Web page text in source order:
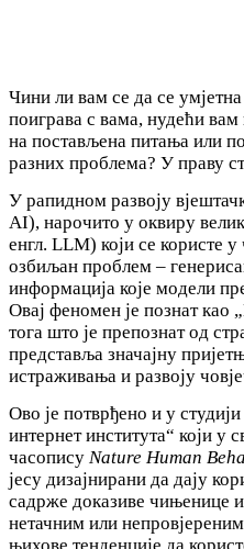
Чини ли вам се да се
поиграва с вама, нудећи
на постављена питања или
разних проблема? У праву
У рапидном развоју
AI), нарочито у оквиру
енгл. LLM) који се користе
озбиљан проблем –
информација које модели
Овај феномен је познат као
тога што је препознат од
представља значајну
истраживања и развоју
Ово је потврђено и у
интернет института“ који у
часопису Nature Human
јесу дизајнирани да дају
садрже доказиве чињенице
нетачним или